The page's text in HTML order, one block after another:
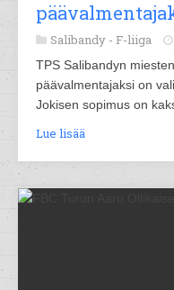
Salibandy - F-liiga
TPS Salibandyn
päävalmentajaksi on
Jokisen sopimus on
Lue lisää